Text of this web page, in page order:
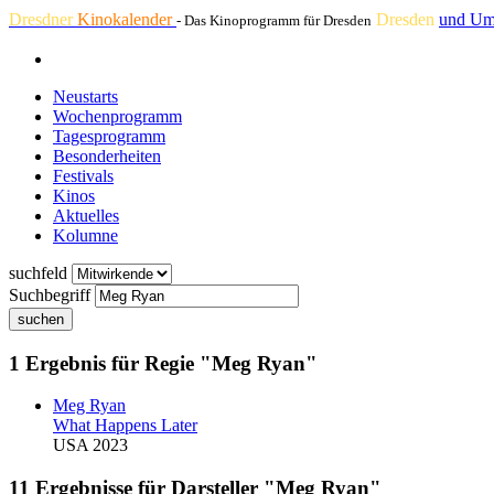
DresdnerKinokalender - Das Kinoprogramm für Dresden Dresden und
Neustarts
Wochenprogramm
Tagesprogramm
Besonderheiten
Festivals
Kinos
Aktuelles
Kolumne
suchfeld
Suchbegriff
suchen
1 Ergebnis für Regie "Meg Ryan"
Meg Ryan
What Happens Later
USA 2023
11 Ergebnisse für Darsteller "Meg Ryan"